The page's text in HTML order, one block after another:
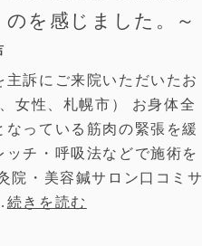
を感じました。～
主訴にご来院いただいたお
女性、札幌市） お身体全
なっている筋肉の緊張を緩
ッチ・呼吸法などで施術を
院・美容鍼サロン口コミサ
続きを読む